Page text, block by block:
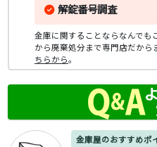
金庫屋のおすすめポ
解錠番号調査
金庫に関することならなんでも
から廃棄処分まで専門店だから
ちらから。